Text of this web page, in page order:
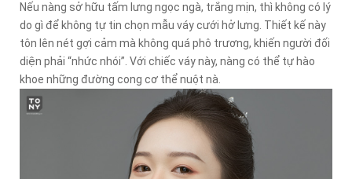
Nếu nàng sở hữu tấm lưng ngọc ngà, trắng mịn, thì không có lý
do gì để không tự tin chọn mẫu váy cưới hở lưng. Thiết kế này
tôn lên nét gợi cảm mà không quá phô trương, khiến người đối
diện phải “nhức nhói”. Với chiếc váy này, nàng có thể tự hào
khoe những đường cong cơ thể nuột nà.